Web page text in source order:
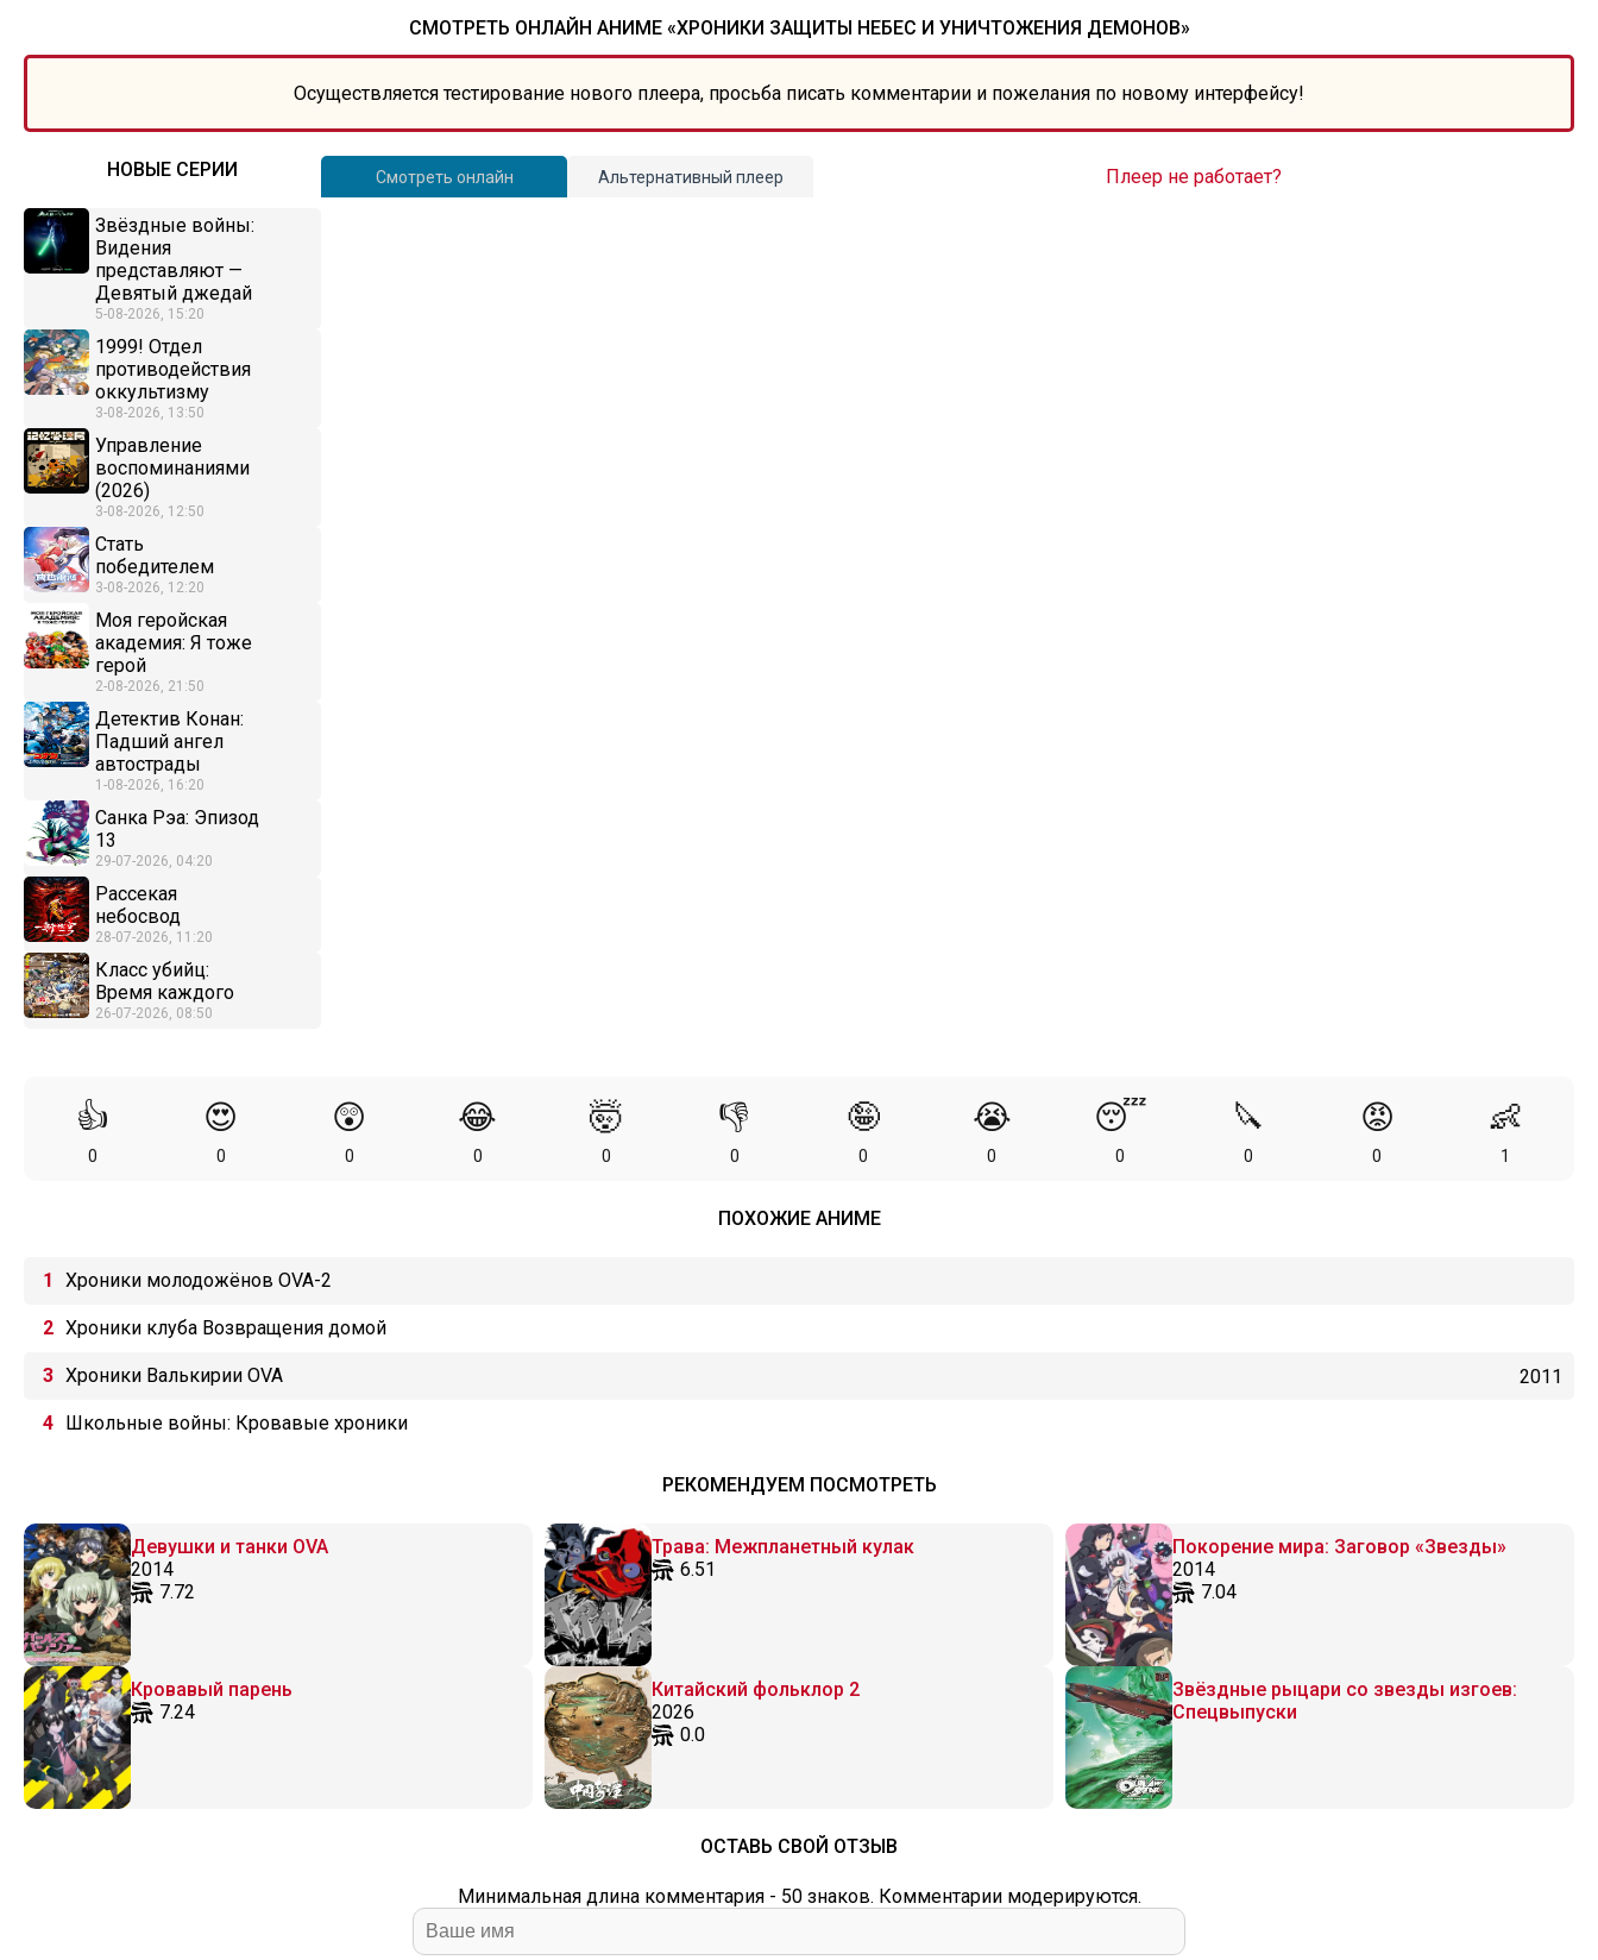
СМОТРЕТЬ ОНЛАЙН АНИМЕ «ХРОНИКИ ЗАЩИТЫ НЕБЕС И УНИЧТОЖЕНИЯ ДЕМОНОВ»
Осуществляется тестирование нового плеера, просьба писать комментарии и пожелания по новому интерфейсу!
НОВЫЕ СЕРИИ
Звёздные войны:
Видения
представляют —
Девятый джедай
5-08-2026, 15:20
1999! Отдел
противодействия
оккультизму
3-08-2026, 13:50
Управление
воспоминаниями
(2026)
3-08-2026, 12:50
Стать
победителем
3-08-2026, 12:20
Моя геройская
академия: Я тоже
герой
2-08-2026, 21:50
Детектив Конан:
Падший ангел
автострады
1-08-2026, 16:20
Санка Рэа: Эпизод
13
29-07-2026, 04:20
Рассекая
небосвод
28-07-2026, 11:20
Класс убийц:
Время каждого
26-07-2026, 08:50
Смотреть онлайн Альтернативный плеер Плеер не работает?
👍
0
😍
0
😲
0
😂
0
🤯
0
👎
0
🤪
0
😭
0
😴
0
🔪
0
😡
0
👶
1
ПОХОЖИЕ АНИМЕ
Хроники молодожёнов OVA-2
Хроники клуба Возвращения домой
Хроники Валькирии OVA 2011
Школьные войны: Кровавые хроники
РЕКОМЕНДУЕМ ПОСМОТРЕТЬ
Девушки и танки OVA
2014
7.72
Трава: Межпланетный кулак
6.51
Покорение мира: Заговор «Звезды»
2014
7.04
Кровавый парень
7.24
Китайский фольклор 2
2026
0.0
Звёздные рыцари со звезды изгоев:
Спецвыпуски
ОСТАВЬ СВОЙ ОТЗЫВ
Минимальная длина комментария - 50 знаков. Комментарии модерируются.